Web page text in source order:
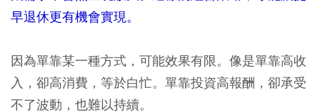
早退休更有機會實現。
因為單靠某一種方式，可能效果有限。像是單靠高收
入，卻高消費，等於白忙。單靠投資高報酬，卻承受
不了波動，也難以持續。